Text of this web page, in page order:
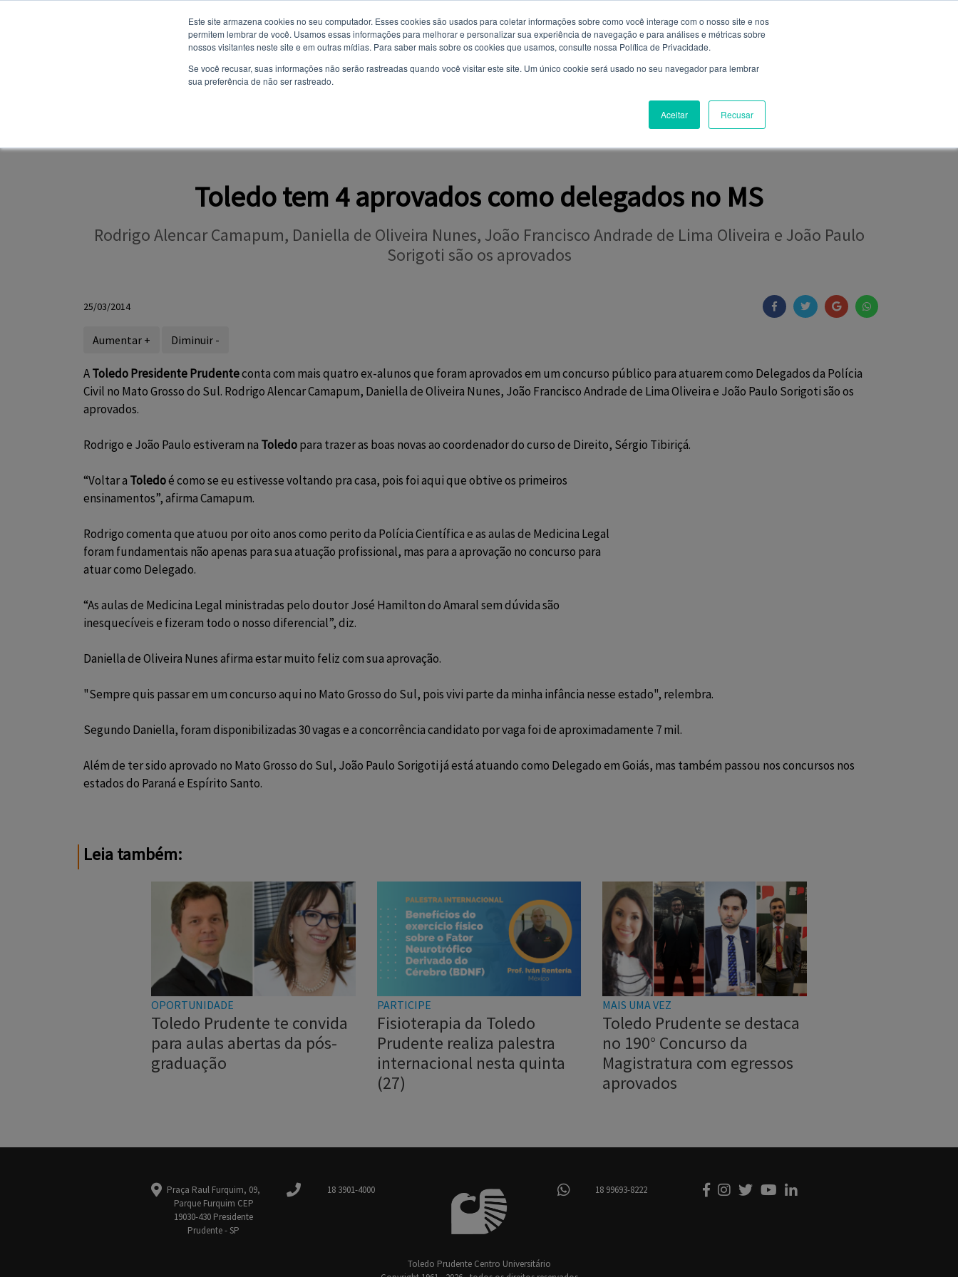
Este site armazena cookies no seu computador. Esses cookies são usados ​​para coletar informações sobre como você interage com o nosso site e nos
permitem lembrar de você. Usamos essas informações para melhorar e personalizar sua experiência de navegação e para análises e métricas sobre
nossos visitantes neste site e em outras mídias. Para saber mais sobre os cookies que usamos, consulte nossa Política de Privacidade.
Se você recusar, suas informações não serão rastreadas quando você visitar este site. Um único cookie será usado no seu navegador para lembrar
sua preferência de não ser rastreado.
Aceitar Recusar
NOTÍCIAS
6 de agosto de 2026
OPINIÃO FALE CONOSCO CLUBE DE SERVIÇOS
Toledo tem 4 aprovados como delegados no MS
Rodrigo Alencar Camapum, Daniella de Oliveira Nunes, João Francisco Andrade de Lima Oliveira e João Paulo
Sorigoti são os aprovados
25/03/2014
Aumentar + Diminuir -
AToledo Presidente Prudenteconta com mais quatro ex-alunos que foram aprovados em um concurso público para atuarem como Delegados da Polícia
Civil no Mato Grosso do Sul. Rodrigo AlencarCamapum, Daniella de Oliveira Nunes, João Francisco Andrade de Lima Oliveira e João Paulo Sorigoti são os
aprovados.
Rodrigo e João Paulo estiveram na Toledopara trazer as boas novas ao coordenador do curso de Direito, Sérgio Tibiriçá.
“Voltar a Toledoé como se eu estivesse voltando pra casa, pois foi aqui que obtive os primeiros
ensinamentos”, afirma Camapum.
Rodrigo comenta que atuou por oito anos como perito da Polícia Científica e as aulas de Medicina Legal
foram fundamentais não apenas para sua atuação profissional, mas para a aprovação no concurso para
atuar como Delegado.
“As aulas de Medicina Legal ministradas pelo doutor José Hamilton do Amaral sem dúvida são
inesquecíveis e fizeram todo o nosso diferencial”, diz.
Daniella de Oliveira Nunes afirma estar muito feliz com sua aprovação.
"Sempre quis passar em um concurso aqui no Mato Grosso do Sul, pois vivi parte da minha infância nesse estado", relembra.
Segundo Daniella, foram disponibilizadas 30 vagas e a concorrência candidato por vaga foi de aproximadamente 7 mil.
Além de ter sido aprovado no Mato Grosso do Sul, João Paulo Sorigoti já está atuando como Delegado em Goiás, mas também passou nos concursos nos
estados do Paraná e Espírito Santo.
Leia também:
OPORTUNIDADE
Toledo Prudente te convida
para aulas abertas da pós-
graduação
PARTICIPE
Fisioterapia da Toledo
Prudente realiza palestra
internacional nesta quinta
(27)
MAIS UMA VEZ
Toledo Prudente se destaca
no 190° Concurso da
Magistratura com egressos
aprovados
Você quer receber notificações e não perder nenhuma notícia
importante?
Praça Raul Furquim, 09,
Parque Furquim CEP
19030-430 Presidente
Prudente - SP
18 3901-4000 18 99693-8222
Toledo Prudente Centro Universitário